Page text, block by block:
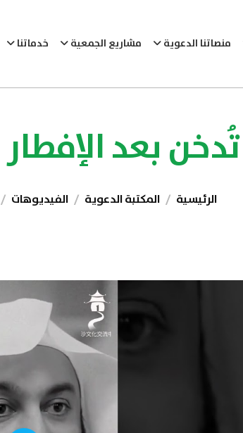
منصاتنا الدعوية مشاريع الجمعية خدماتنا
تُدخن بعد
الرئيسية المكتبة الدعوية الفيديوهات